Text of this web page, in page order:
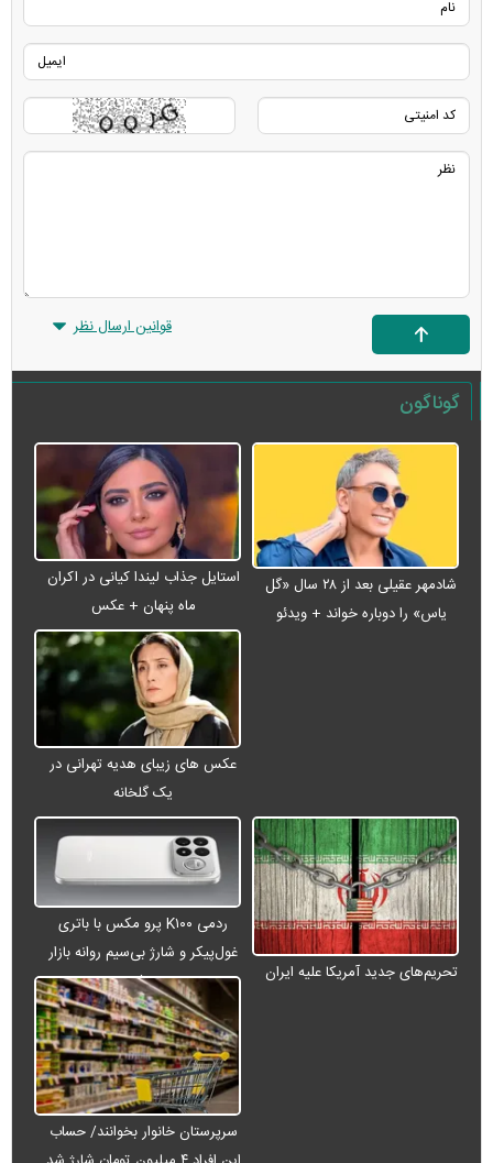
قوانین ارسال نظر
گوناگون
شادمهر عقیلی بعد از ۲۸ سال «گل
یاس» را دوباره خواند + ویدئو
استایل جذاب لیندا کیانی در اکران
ماه پنهان + عکس
عکس های زیبای هدیه تهرانی در
یک گلخانه
تحریم‌های جدید آمریکا علیه ایران
ردمی K۱۰۰ پرو مکس با باتری
غول‌پیکر و شارژ بی‌سیم روانه بازار
می‌شود
سرپرستان خانوار بخوانند/ حساب